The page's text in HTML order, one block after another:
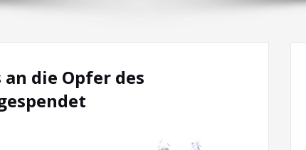
die Opfer des